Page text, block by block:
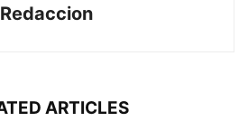
Redaccion
ARTICLES